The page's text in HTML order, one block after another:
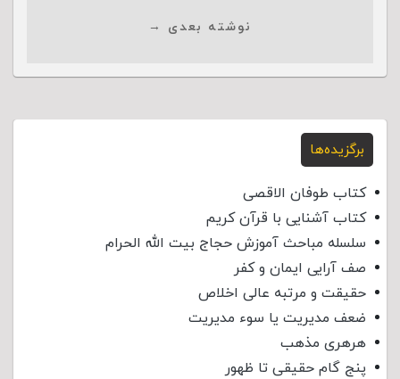
نوشته بعدی →
برگزیده‌ها
کتاب طوفان الاقصی
کتاب آشنایی با قرآن کریم
سلسله مباحث آموزش حجاج بیت الله الحرام
صف آرایی ایمان و کفر
حقیقت و مرتبه عالی اخلاص
ضعف مدیریت یا سوء مدیریت
هرهری مذهب
پنج گام حقیقی تا ظهور